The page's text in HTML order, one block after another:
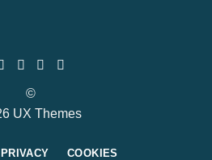
©
UX Themes
PRIVACY COOKIES